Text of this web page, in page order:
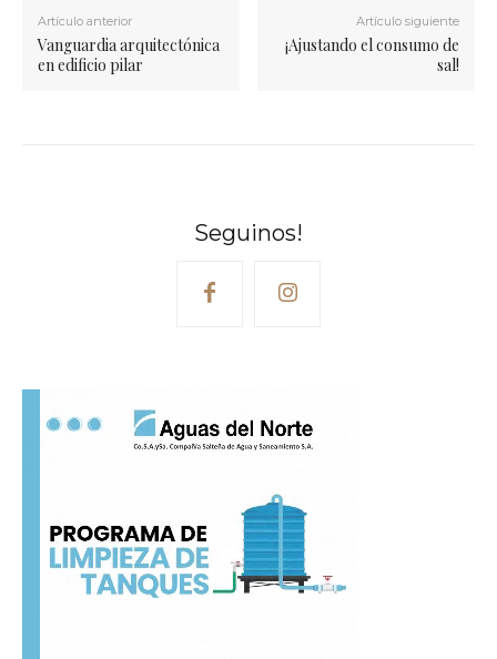
Artículo anterior
Vanguardia arquitectónica
en edificio pilar
Artículo siguiente
¡Ajustando el consumo de
sal!
Seguinos!